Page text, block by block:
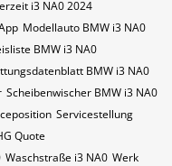
i3 NA0 2024
Modellauto BMW i3 NA0
BMW i3 NA0
BMW i3 NA0
Scheibenwischer BMW​ i3 NA0
Servicestellung
Quote
Waschstraße i3 NA0 Werk